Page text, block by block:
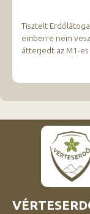
Tisztelt
emberre nem
átterjedt az M1-